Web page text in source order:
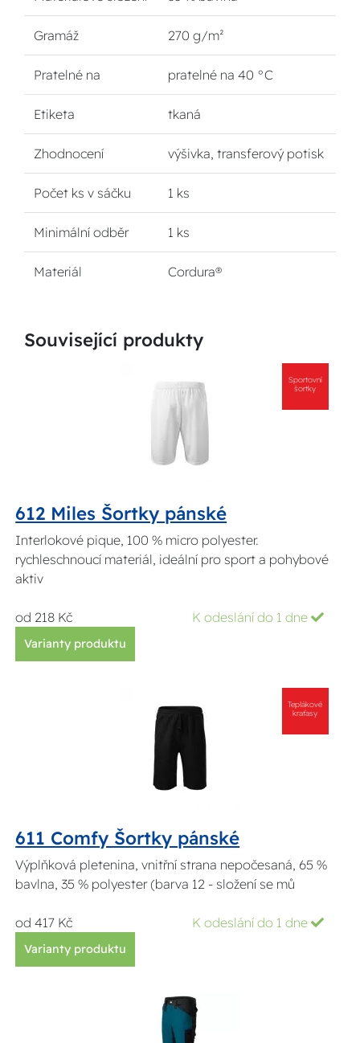
Gramáž 270 g/m²
Pratelné na pratelné na 40 °C
Etiketa tkaná
Zhodnocení výšivka, transferový potisk
Počet ks v sáčku 1 ks
Minimální odběr 1 ks
Materiál Cordura®
Související produkty
Sportovní
šortky
612 Miles Šortky pánské
Interlokové pique, 100 % micro polyester.
rychleschnoucí materiál, ideální pro sport a pohybové
aktiv
od 218 Kč K odeslání do 1 dne
Varianty produktu
Teplákové
kraťasy
611 Comfy Šortky pánské
Výplňková pletenina, vnitřní strana nepočesaná, 65 %
bavlna, 35 % polyester (barva 12 - složení se mů
od 417 Kč K odeslání do 1 dne
Varianty produktu